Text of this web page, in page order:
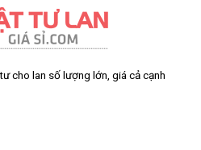
cho lan số lượng lớn, giá cả cạnh